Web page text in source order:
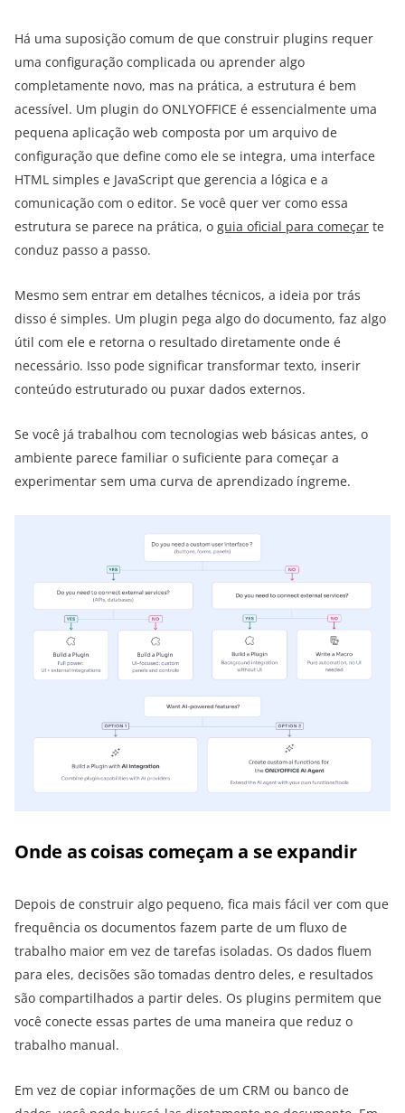
Há uma suposição comum de que construir plugins requer
uma configuração complicada ou aprender algo
completamente novo, mas na prática, a estrutura é bem
acessível. Um plugin do ONLYOFFICE é essencialmente uma
pequena aplicação web composta por um arquivo de
configuração que define como ele se integra, uma interface
HTML simples e JavaScript que gerencia a lógica e a
comunicação com o editor. Se você quer ver como essa
estrutura se parece na prática, o guia oficial para começar te
conduz passo a passo.
Mesmo sem entrar em detalhes técnicos, a ideia por trás
disso é simples. Um plugin pega algo do documento, faz algo
útil com ele e retorna o resultado diretamente onde é
necessário. Isso pode significar transformar texto, inserir
conteúdo estruturado ou puxar dados externos.
Se você já trabalhou com tecnologias web básicas antes, o
ambiente parece familiar o suficiente para começar a
experimentar sem uma curva de aprendizado íngreme.
Onde as coisas começam a se expandir
Depois de construir algo pequeno, fica mais fácil ver com que
frequência os documentos fazem parte de um fluxo de
trabalho maior em vez de tarefas isoladas. Os dados fluem
para eles, decisões são tomadas dentro deles, e resultados
são compartilhados a partir deles. Os plugins permitem que
você conecte essas partes de uma maneira que reduz o
trabalho manual.
Em vez de copiar informações de um CRM ou banco de